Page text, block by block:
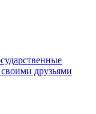
друзьями